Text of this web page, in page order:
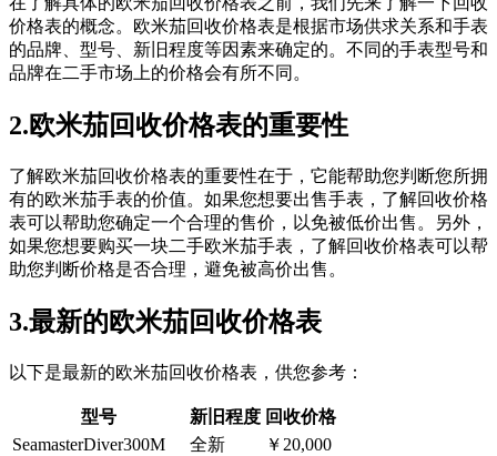
价格表的概念。欧米茄回收价格表是根据市场供求关系和手表
的品牌、型号、新旧程度等因素来确定的。不同的手表型号和
品牌在二手市场上的价格会有所不同。
2.欧米茄回收价格表的重要性
了解欧米茄回收价格表的重要性在于，它能帮助您判断您所拥
有的欧米茄手表的价值。如果您想要出售手表，了解回收价格
表可以帮助您确定一个合理的售价，以免被低价出售。另外，
如果您想要购买一块二手欧米茄手表，了解回收价格表可以帮
助您判断价格是否合理，避免被高价出售。
3.最新的欧米茄回收价格表
以下是最新的欧米茄回收价格表，供您参考：
型号 新旧程度 回收价格
SeamasterDiver300M
全新
￥20,000